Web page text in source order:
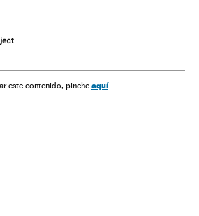
este contenido, pinche aquí